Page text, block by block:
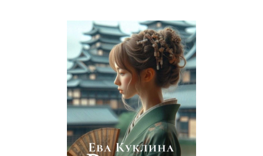
ПРИГОВОРЕННЫХ
ДЕТЕЙ.